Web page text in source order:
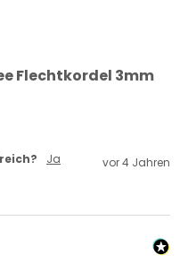
Flechtkordel 3mm
Ja vor 4 Jahren